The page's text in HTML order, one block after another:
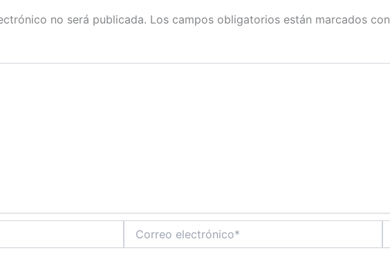
no será publicada. Los campos obligatorios están marcados con
electrónico*